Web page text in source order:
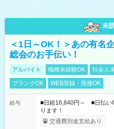
未
＜1日～OK！＞あの有名
総会のお手伝い！
アルバイト 職種未経験OK 社会人
ブランクOK
WEB登録・面接OK
給与
■日給16,840円～ ■日払い
ります！
交通費別途支給あり